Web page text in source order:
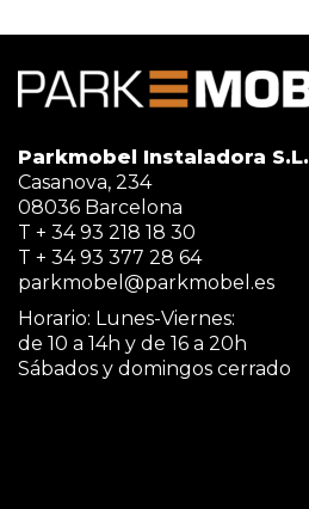
Parkmobel Instaladora S.L.
Casanova, 234
08036 Barcelona
T + 34 93 218 18 30
T + 34 93 377 28 64
parkmobel@parkmobel.es
Horario: Lunes-Viernes:
de 10 a 14h y de 16 a 20h
Sábados y domingos cerrado